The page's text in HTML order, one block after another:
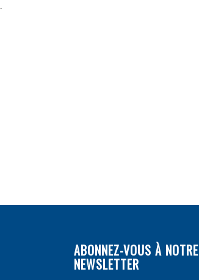
ABONNEZ-VOUS À NOTRE
NEWSLETTER